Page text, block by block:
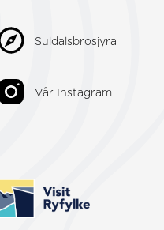
Suldalsbrosjyra
Vår Instagram